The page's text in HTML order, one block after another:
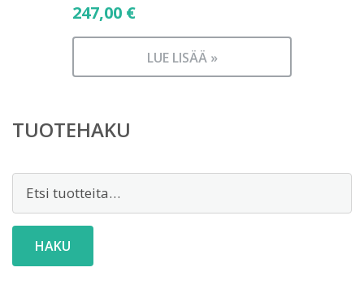
247,00 €
LUE LISÄÄ »
TUOTEHAKU
Etsi:
HAKU